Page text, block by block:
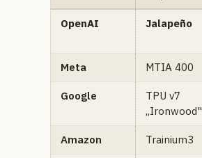
OpenAI Jalapeño
Meta MTIA 400
Google
TPU v7
„Ironwood"
Amazon Trainium3